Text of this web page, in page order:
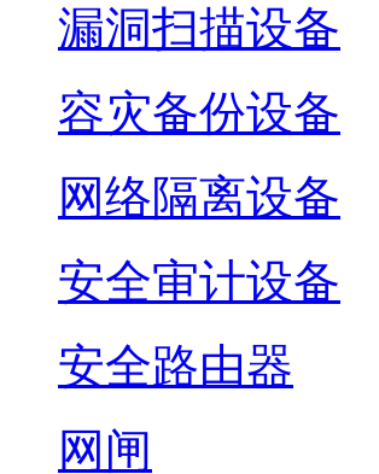
漏洞扫描设备
容灾备份设备
网络隔离设备
安全审计设备
安全路由器
网闸